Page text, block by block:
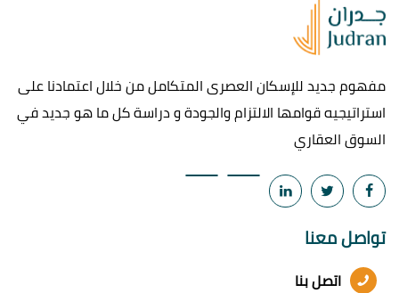
مفهوم جديد للإسكان العصرى المتكامل من خلال اعتمادنا على
استراتيجيه قوامها الالتزام والجودة و دراسة كل ما هو جديد في
السوق العقاري
تواصل معنا
اتصل بنا